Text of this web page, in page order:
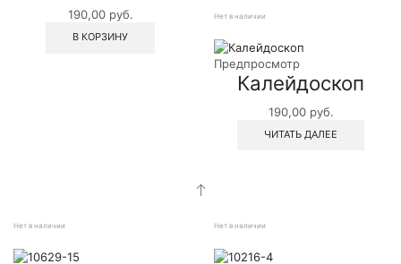
190,00 руб.
В КОРЗИНУ
Нет в наличии
Предпросмотр
Калейдоскоп
190,00 руб.
ЧИТАТЬ ДАЛЕЕ
Нет в наличии Нет в наличии